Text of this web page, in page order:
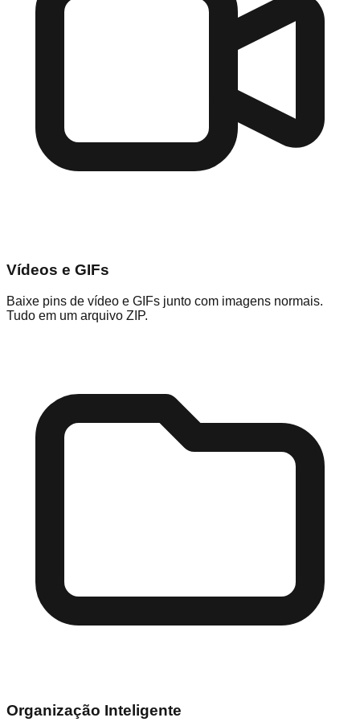
Vídeos e GIFs
Baixe pins de vídeo e GIFs junto com imagens normais.
Tudo em um arquivo ZIP.
Organização Inteligente